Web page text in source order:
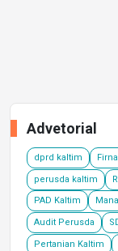
Advetorial
dprd kaltim
perusda kaltim
PAD Kaltim
Audit Perusda
Pertanian Kaltim